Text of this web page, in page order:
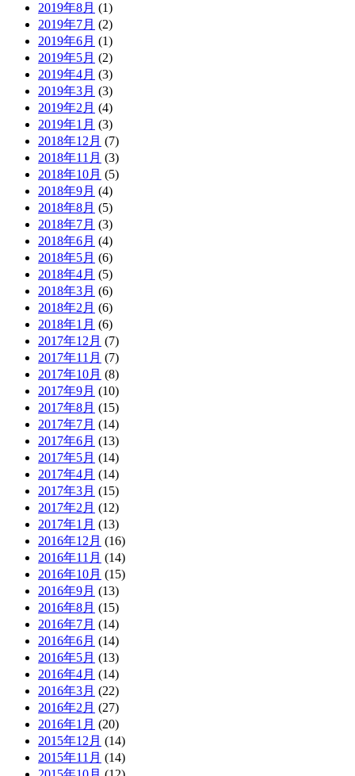
2019年8月 (1)
2019年7月 (2)
2019年6月 (1)
2019年5月 (2)
2019年4月 (3)
2019年3月 (3)
2019年2月 (4)
2019年1月 (3)
2018年12月 (7)
2018年11月 (3)
2018年10月 (5)
2018年9月 (4)
2018年8月 (5)
2018年7月 (3)
2018年6月 (4)
2018年5月 (6)
2018年4月 (5)
2018年3月 (6)
2018年2月 (6)
2018年1月 (6)
2017年12月 (7)
2017年11月 (7)
2017年10月 (8)
2017年9月 (10)
2017年8月 (15)
2017年7月 (14)
2017年6月 (13)
2017年5月 (14)
2017年4月 (14)
2017年3月 (15)
2017年2月 (12)
2017年1月 (13)
2016年12月 (16)
2016年11月 (14)
2016年10月 (15)
2016年9月 (13)
2016年8月 (15)
2016年7月 (14)
2016年6月 (14)
2016年5月 (13)
2016年4月 (14)
2016年3月 (22)
2016年2月 (27)
2016年1月 (20)
2015年12月 (14)
2015年11月 (14)